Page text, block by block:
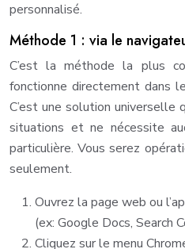
personnalisé.
Méthode 1 : via le
C’est la méthode la plus
fonctionne directement dans
C’est une solution universelle
situations et ne nécessite
particulière. Vous serez
seulement.
Ouvrez la page web ou
(ex: Google Docs, Search
Cliquez sur le menu